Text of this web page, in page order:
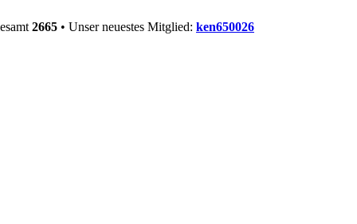
2665 • Unser neuestes Mitglied: ken650026